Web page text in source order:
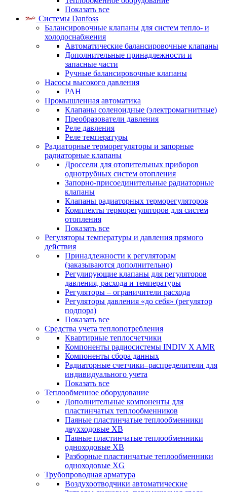
Показать все
Системы Danfoss
Балансировочные клапаны для систем тепло- и
холодоснабжения
Автоматические балансировочные клапаны
Дополнительные принадлежности и
запасные части
Ручные балансировочные клапаны
Насосы высокого давления
PAH
Промышленная автоматика
Клапаны соленоидные (электромагнитные)
Преобразователи давления
Реле давления
Реле температуры
Радиаторные терморегуляторы и запорные
радиаторные клапаны
Дроссели для отопительных приборов
однотрубных систем отопления
Запорно-присоединительные радиаторные
клапаны
Клапаны радиаторных терморегуляторов
Комплекты терморегуляторов для систем
отопления
Показать все
Регуляторы температуры и давления прямого
действия
Принадлежности к регуляторам
(заказываются дополнительно)
Регулирующие клапаны для регуляторов
давления, расхода и температуры
Регуляторы – ограничители расхода
Регуляторы давления «до себя» (регулятор
подпора)
Показать все
Средства учета теплопотребления
Квартирные теплосчетчики
Компоненты радиосистемы INDIV X AMR
Компоненты сбора данных
Радиаторные счетчики–распределители для
индивидуального учета
Показать все
Теплообменное оборудование
Дополнительные компоненты для
пластинчатых теплообменников
Паяные пластинчатые теплообменники
двухходовые XB
Паяные пластинчатые теплообменники
одноходовые ХВ
Разборные пластинчатые теплообменники
одноходовые ХG
Трубопроводная арматура
Воздухоотводчики автоматические